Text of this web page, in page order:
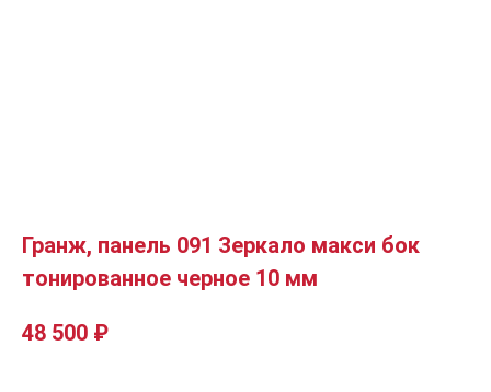
Гранж, панель 091 Зеркало макси бок
тонированное черное 10 мм
48 500 ₽